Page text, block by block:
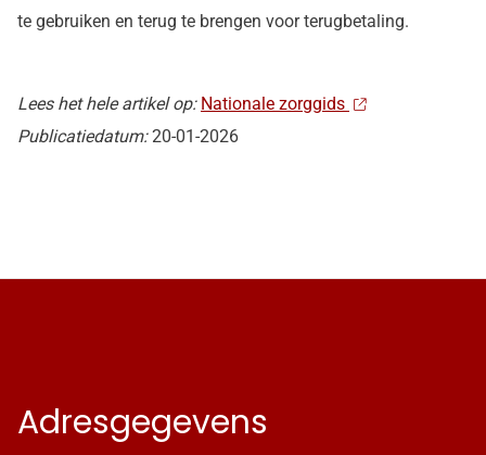
te gebruiken en terug te brengen voor terugbetaling.
Lees het hele artikel op: Nationale zorggids
Publicatiedatum:20-01-2026
Adresgegevens